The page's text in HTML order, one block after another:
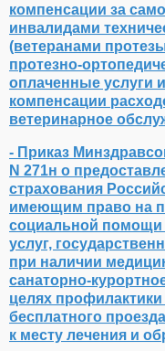
компенсации за
инвалидами
(ветеранами
протезно-
оплаченные услуги
компенсации
ветеринарное
- Приказ
N 271н о
страхования
имеющим право на
социальной помощи
услуг,
при наличии
санаторно-
целях
бесплатного
к месту лечения и